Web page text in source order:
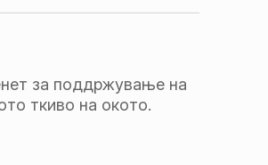
за поддржување на
ткиво на окото.